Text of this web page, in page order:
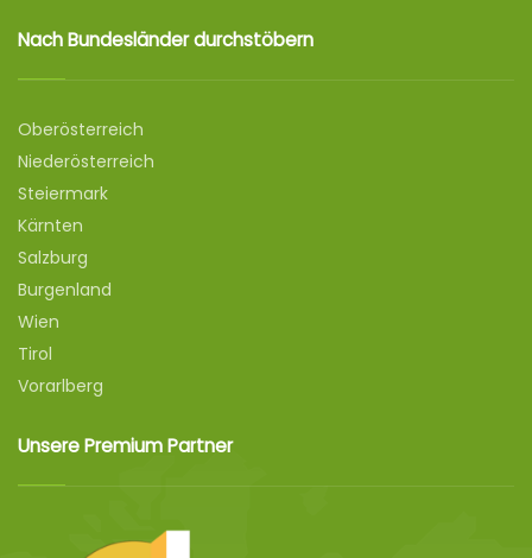
Nach Bundesländer durchstöbern
Oberösterreich
Niederösterreich
Steiermark
Kärnten
Salzburg
Burgenland
Wien
Tirol
Vorarlberg
Unsere Premium Partner